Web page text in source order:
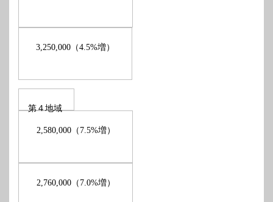
3,250,000 （4.5%増）
第４地域
2,580,000（ 7.5%増）
2,760,000（ 7.0%増）